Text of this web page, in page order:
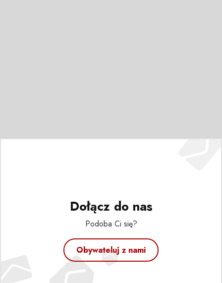
Dołącz do nas
Podoba Ci się?
Obywateluj z nami